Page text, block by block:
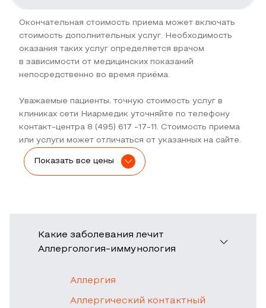
Окончательная стоимость приема может включать
стоимость дополнительных услуг. Необходимость
оказания таких услуг определяется врачом
в зависимости от медицинских показаний
непосредственно во время приёма.
Уважаемые пациенты, точную стоимость услуг в
клиниках сети Ниармедик уточняйте по телефону
контакт-центра 8 (495) 617 -17-11. Стоимость приема
или услуги может отличаться от указанных на сайте.
Показать все цены
Какие заболевания лечит
Аллергология-иммунология
Аллергия
Аллергический контактный